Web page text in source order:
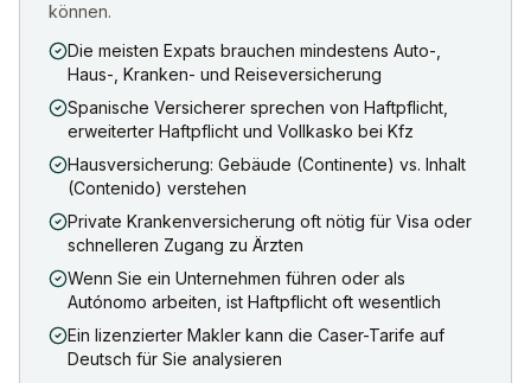
können.
Die meisten Expats brauchen mindestens Auto-,
Haus-, Kranken- und Reiseversicherung
Spanische Versicherer sprechen von Haftpflicht,
erweiterter Haftpflicht und Vollkasko bei Kfz
Hausversicherung: Gebäude (Continente) vs. Inhalt
(Contenido) verstehen
Private Krankenversicherung oft nötig für Visa oder
schnelleren Zugang zu Ärzten
Wenn Sie ein Unternehmen führen oder als
Autónomo arbeiten, ist Haftpflicht oft wesentlich
Ein lizenzierter Makler kann die Caser-Tarife auf
Deutsch für Sie analysieren